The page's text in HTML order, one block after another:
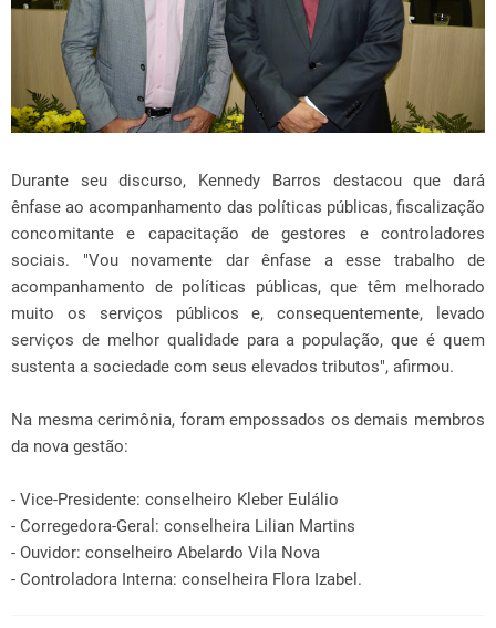
Durante seu discurso, Kennedy Barros destacou que dará
ênfase ao acompanhamento das políticas públicas, fiscalização
concomitante e capacitação de gestores e controladores
sociais. "Vou novamente dar ênfase a esse trabalho de
acompanhamento de políticas públicas, que têm melhorado
muito os serviços públicos e, consequentemente, levado
serviços de melhor qualidade para a população, que é quem
sustenta a sociedade com seus elevados tributos", afirmou.
Na mesma cerimônia, foram empossados os demais membros
da nova gestão:
- Vice-Presidente: conselheiro Kleber Eulálio
- Corregedora-Geral: conselheira Lilian Martins
- Ouvidor: conselheiro Abelardo Vila Nova
- Controladora Interna: conselheira Flora Izabel.